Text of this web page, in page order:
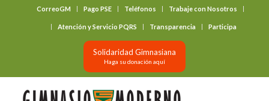
CorreoGM Pago PSE Teléfonos Trabaje con Nosotros
Atención y Servicio PQRS Transparencia Participa
Solidaridad Gimnasiana
Haga su donación aquí